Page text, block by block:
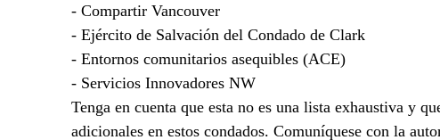
- Compartir Vancouver
- Ejército de Salvación del Condado de Clark
- Entornos comunitarios asequibles (ACE)
- Servicios Innovadores NW
Tenga en cuenta que esta no es una lista exhaustiva y
adicionales en estos condados. Comuníquese con la